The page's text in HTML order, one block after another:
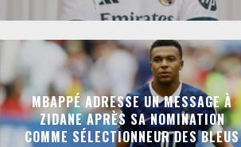
MBAPPÉ ADRESSE UN MESSAGE À
ZIDANE APRÈS SA NOMINATION
COMME SÉLECTIONNEUR DES BLEUS